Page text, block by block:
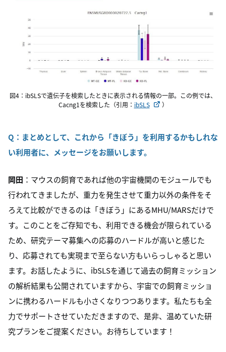
図4：ibSLSで遺伝子を検索したときに表示される情報の一部。この例では、
Cacng1を検索した（引用： ibSLS ）
Q：まとめとして、これから「きぼう」を利用するかもしれな
い利用者に、メッセージをお願いします。
岡田 ：マウスの飼育であれば他の宇宙機関のモジュールでも
行われてきましたが、重力を発生させて重力以外の条件をそ
ろえて比較ができるのは「きぼう」にあるMHU/MARSだけで
す。このことをご存知でも、利用できる機会が限られている
ため、研究テーマ募集への応募のハードルが高いと感じた
り、応募されても実現まで至らない方もいらっしゃると思い
ます。お話したように、ibSLSを通じて過去の飼育ミッション
の解析結果も公開されていますから、宇宙での飼育ミッショ
ンに携わるハードルも小さくなりつつあります。私たちも全
力でサポートさせていただきますので、是非、温めていた研
究プランをご提案ください。お待ちしています！